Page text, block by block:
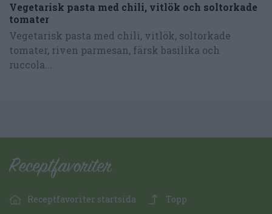
Vegetarisk pasta med chili, vitlök och soltorkade
tomater
Vegetarisk pasta med chili, vitlök, soltorkade
tomater, riven parmesan, färsk basilika och
ruccola...
Receptfavoriter startsida Topp